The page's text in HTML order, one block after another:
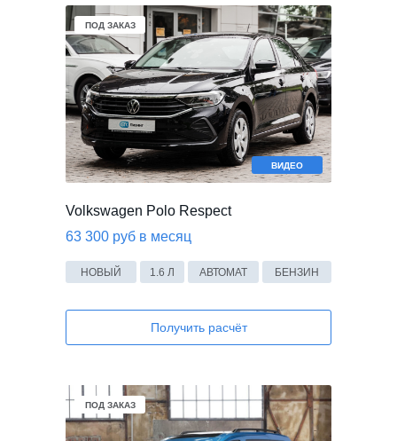
Volkswagen Polo Respect
63 300 руб в месяц
1.6 Л АВТОМАТ БЕНЗИН
НОВЫЙ
Получить расчёт
ПОД ЗАКАЗ
ВИДЕО
ПОД ЗАКАЗ